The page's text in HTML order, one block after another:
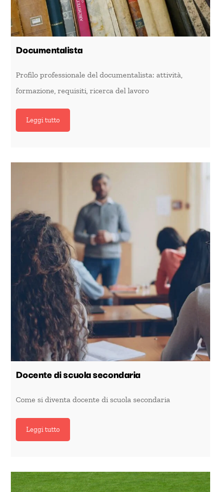
Documentalista
Profilo professionale del documentalista: attività,
formazione, requisiti, ricerca del lavoro
Leggi tutto
Docente di scuola secondaria
Come si diventa docente di scuola secondaria
Leggi tutto